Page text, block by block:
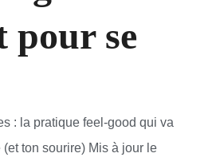
pour se
: la pratique feel-good qui va
ton sourire) Mis à jour le